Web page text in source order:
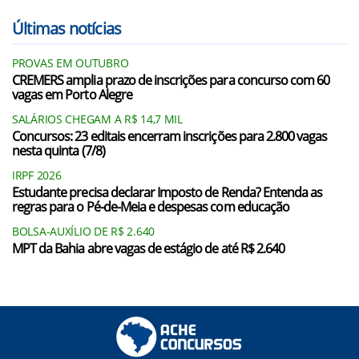
Últimas notícias
PROVAS EM OUTUBRO
CREMERS amplia prazo de inscrições para concurso com 60
vagas em Porto Alegre
SALÁRIOS CHEGAM A R$ 14,7 MIL
Concursos: 23 editais encerram inscrições para 2.800 vagas
nesta quinta (7/8)
IRPF 2026
Estudante precisa declarar Imposto de Renda? Entenda as
regras para o Pé-de-Meia e despesas com educação
BOLSA-AUXÍLIO DE R$ 2.640
MPT da Bahia abre vagas de estágio de até R$ 2.640